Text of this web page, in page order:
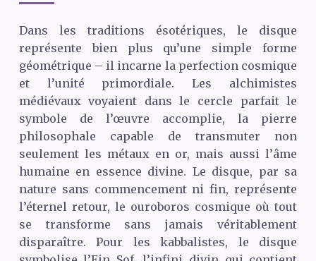
Dans les traditions ésotériques, le disque
représente bien plus qu’une simple forme
géométrique – il incarne la perfection cosmique
et l’unité primordiale. Les alchimistes
médiévaux voyaient dans le cercle parfait le
symbole de l’œuvre accomplie, la pierre
philosophale capable de transmuter non
seulement les métaux en or, mais aussi l’âme
humaine en essence divine. Le disque, par sa
nature sans commencement ni fin, représente
l’éternel retour, le ouroboros cosmique où tout
se transforme sans jamais véritablement
disparaître. Pour les kabbalistes, le disque